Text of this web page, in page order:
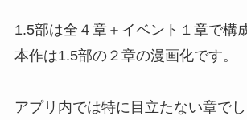
1.5部は全４章＋イベント１章で構
本作は1.5部の２章の漫画化です。
アプリ内では特に目立たない章で